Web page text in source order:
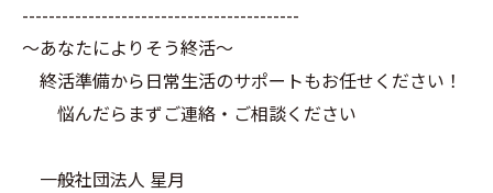
------------------------------------------
～あなたによりそう終活～
終活準備から日常生活のサポートもお任せください！
悩んだらまずご連絡・ご相談ください
一般社団法人 星月